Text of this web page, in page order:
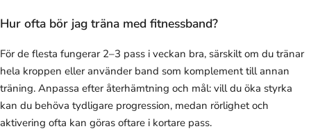
Hur ofta bör jag träna med fitnessband?
För de flesta fungerar 2–3 pass i veckan bra, särskilt om du tränar
hela kroppen eller använder band som komplement till annan
träning. Anpassa efter återhämtning och mål: vill du öka styrka
kan du behöva tydligare progression, medan rörlighet och
aktivering ofta kan göras oftare i kortare pass.